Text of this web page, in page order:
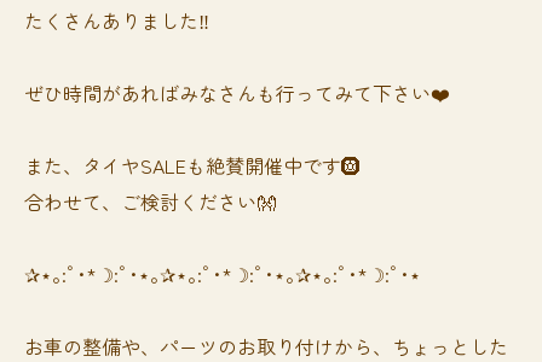
たくさんありました‼️
ぜひ時間があればみなさんも行ってみて下さい❤️
また、タイヤSALEも絶賛開催中です🛞
合わせて、ご検討ください👐
✰⋆｡:ﾟ･*☽:ﾟ･⋆｡✰⋆｡:ﾟ･*☽:ﾟ･⋆｡✰⋆｡:ﾟ･*☽:ﾟ･⋆
お車の整備や、パーツのお取り付けから、ちょっとした